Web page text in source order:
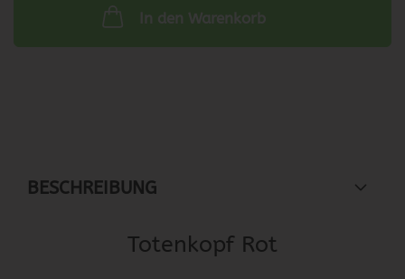
In den Warenkorb
BESCHREIBUNG
Totenkopf Rot